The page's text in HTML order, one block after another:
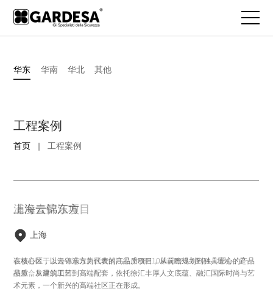
华东 华南 华北 其他
工程案例
首页 | 工程案例
杭州华联钱塘公馆
杭州
钱塘公馆，雄踞杭州新城市中心资源重地，正居CBD核心区黄金中轴，毗邻
市民中心、杭州国际会议中心、杭州大剧院等地标建筑。
上海云锦东方
上海
在核心区，以云锦东方为代表的高品质项目，从前瞻规划到独具匠心的产品
品质，从建筑工艺到高端配套，依托徐汇丰厚人文底蕴、融汇国际时尚与艺
术元素，一个新兴的高端社区正在形成。
浦发壹滨江项目
上海
该项目位于上海市浦东新区黄浦江沿岸E8E10单元E23-4/E24-1地块，是一
项综合发展的项目。
滨江一品苑项目
上海
该项目位于浦东内环内陆家嘴滨江版块，距新天地约４公里，距人民广场约
５公里。邱德光大师亲自设计规划，打造陆家嘴豪宅之典范。
保利翡丽甲第项目
上海
该案位于上海市杨浦东外滩，杨浦滨江之上的滨江雅致大宅。项目对望外
滩、陆家嘴，收藏浦江两岸璀璨风华。
宛平88（公寓）项目
上海
该案位于宛平南路88号，是上海市徐汇区中心地区，属于徐家汇商圈用地范
围。地理位置优越，交通便利。
海潮望月城
杭州
滨江·海潮望月城体量适中，以海潮路为中轴线，分为东西两个区块。项目还
有个更广为人知的名字：滨江始版桥未来社区。
英冠滨悦城项目
杭州
英冠•滨悦城是由高层公馆、六星级写字楼以及商业配套组成的综合体项目。
杭州观雲钱塘城
杭州
位于杭州钱江世纪城奥体核心板块，一线钱塘江和钱江世纪城公园，是4286
产业载体项目和省市县长152工程项目，浙商产融集团的总部大楼。
杭州华联钱塘公馆
杭州
钱塘公馆，雄踞杭州新城市中心资源重地，正居CBD核心区黄金中轴，毗邻
市民中心、杭州国际会议中心、杭州大剧院等地标建筑。
上海云锦东方
上海
在核心区，以云锦东方为代表的高品质项目，从前瞻规划到独具匠心的产品
品质，从建筑工艺到高端配套，依托徐汇丰厚人文底蕴、融汇国际时尚与艺
术元素，一个新兴的高端社区正在形成。